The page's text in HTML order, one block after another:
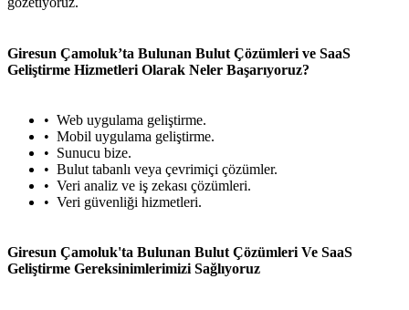
Giresun Çamoluk’ta Bulunan Bulut Çözümleri ve SaaS
Geliştirme Hizmetleri Olarak Neler Başarıyoruz?
Web uygulama geliştirme.
Mobil uygulama geliştirme.
Sunucu bize.
Bulut tabanlı veya çevrimiçi çözümler.
Veri analiz ve iş zekası çözümleri.
Veri güvenliği hizmetleri.
Giresun Çamoluk'ta Bulunan Bulut Çözümleri Ve SaaS
Geliştirme Gereksinimlerimizi Sağlıyoruz